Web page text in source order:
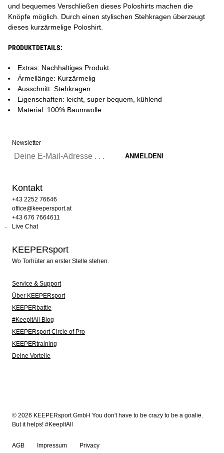
und bequemes Verschließen dieses Poloshirts machen die
Knöpfe möglich. Durch einen stylischen Stehkragen überzeugt
dieses kurzärmelige Poloshirt.
PRODUKTDETAILS:
Extras: Nachhaltiges Produkt
Ärmellänge: Kurzärmelig
Ausschnitt: Stehkragen
Eigenschaften: leicht, super bequem, kühlend
Material: 100% Baumwolle
Newsletter
Kontakt
+43 2252 76646
office@keepersport.at
+43 676 7664611
Live Chat
KEEPERsport
Wo Torhüter an erster Stelle stehen.
Service & Support
Über KEEPERsport
KEEPERbattle
#KeepItAll Blog
KEEPERsport Circle of Pro
KEEPERtraining
Deine Vorteile
© 2026 KEEPERsport GmbH You don't have to be crazy to be a goalie.
But it helps! #KeepItAll
AGB Impressum Privacy